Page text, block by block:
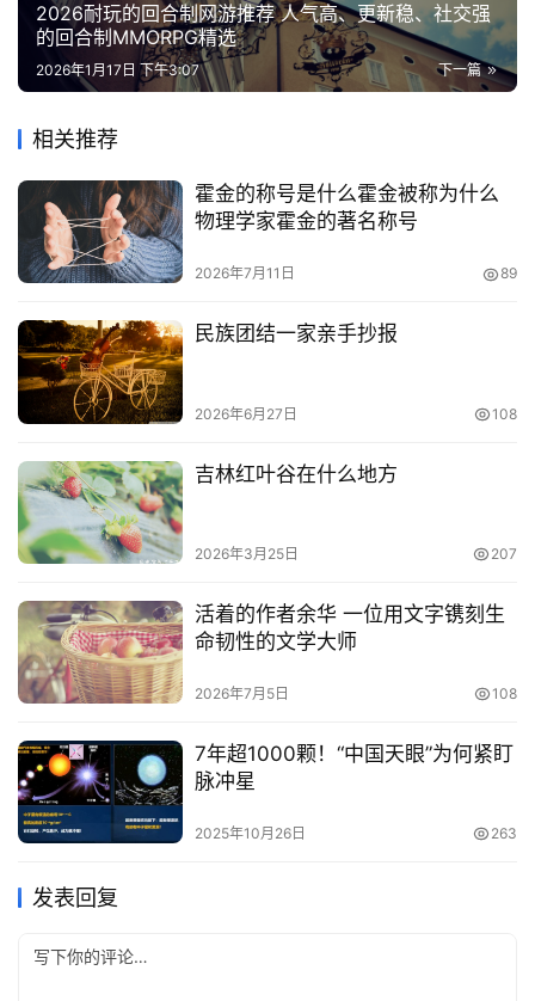
2026耐玩的回合制网游推荐 人气高、更新稳、社交强
的回合制MMORPG精选
下一篇
2026年1月17日 下午3:07
相关推荐
霍金的称号是什么霍金被称为什么
物理学家霍金的著名称号
2026年7月11日 89
民族团结一家亲手抄报
2026年6月27日 108
吉林红叶谷在什么地方
2026年3月25日 207
活着的作者余华 一位用文字镌刻生
命韧性的文学大师
2026年7月5日 108
7年超1000颗！“中国天眼”为何紧盯
脉冲星
2025年10月26日 263
发表回复